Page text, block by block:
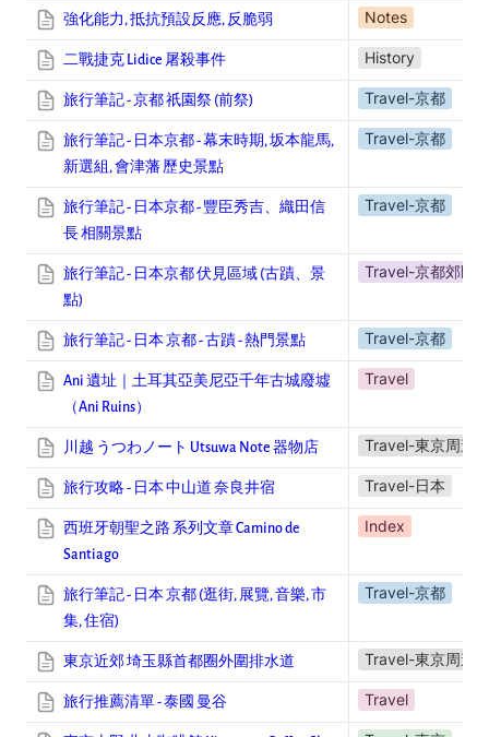
強化能力, 抵抗預設反應, 反脆弱 Notes
二戰捷克 Lidice 屠殺事件 History
旅行筆記 - 京都 祇園祭 (前祭) Travel-京都
旅行筆記 - 日本京都 - 幕末時期, 坂本龍馬,
新選組, 會津藩 歷史景點
Travel-京都
旅行筆記 - 日本京都 - 豐臣秀吉、織田信
長 相關景點
Travel-京都
旅行筆記 - 日本京都 伏見區域 (古蹟、景
點)
Travel-京都郊區
旅行筆記 - 日本 京都 - 古蹟 - 熱門景點 Travel-京都
Ani 遺址｜土耳其亞美尼亞千年古城廢墟
（Ani Ruins）
Travel
川越 うつわノート Utsuwa Note 器物店 Travel-東京周邊
旅行攻略 - 日本 中山道 奈良井宿 Travel-日本
西班牙朝聖之路 系列文章 Camino de
Santiago
Index
旅行筆記 - 日本 京都 (逛街, 展覽, 音樂, 市
集, 住宿)
Travel-京都
東京近郊埼玉縣首都圈外圍排水道 Travel-東京周邊
旅行推薦清單 - 泰國 曼谷 Travel